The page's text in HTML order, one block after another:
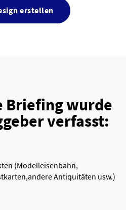
erstellen
Briefing wurde
verfasst:
(Modelleisenbahn,
Antiquitäten usw.)